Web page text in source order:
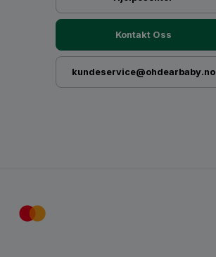
Kontakt Oss
kundeservice@ohdearbaby.no